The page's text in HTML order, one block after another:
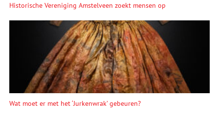
Historische Vereniging Amstelveen zoekt mensen op
Wat moet er met het ‘Jurkenwrak’ gebeuren?